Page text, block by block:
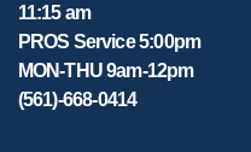
11:15 am
PROS Service 5:00pm
MON-THU 9am-12pm
(561)-668-0414